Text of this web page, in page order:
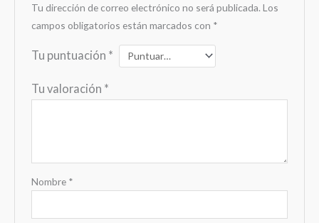
Tu dirección de correo electrónico no será publicada. Los
campos obligatorios están marcados con *
Tu puntuación *
Tu valoración *
Nombre *